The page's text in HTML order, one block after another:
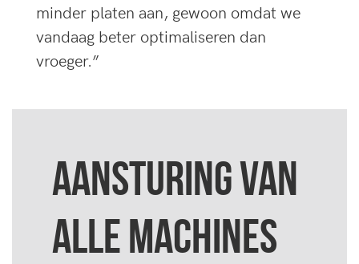
minder platen aan, gewoon omdat we
vandaag beter optimaliseren dan
vroeger.”
AANSTURING VAN
ALLE MACHINES